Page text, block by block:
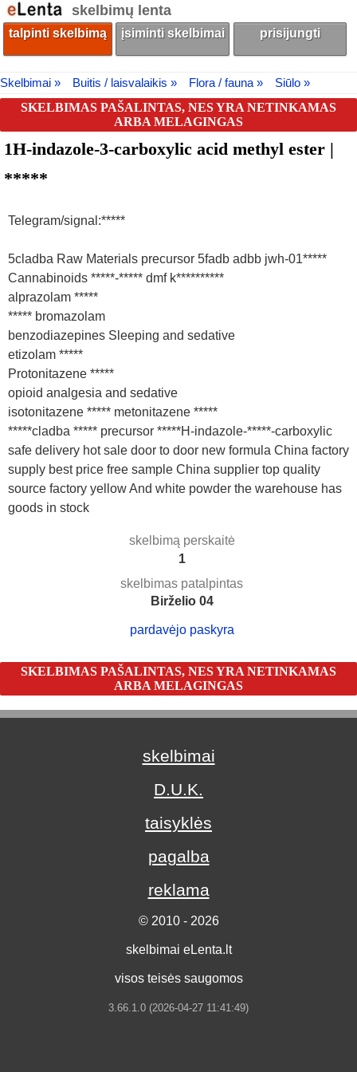
skelbimų lenta
talpinti skelbimą įsiminti skelbimai prisijungti
Skelbimai » Buitis / laisvalaikis » Flora / fauna »
Siūlo »
SKELBIMAS PAŠALINTAS, NES YRA NETINKAMAS
ARBA MELAGINGAS
1H-indazole-3-carboxylic acid methyl ester |
*****
Telegram/signal:*****
5cladba Raw Materials precursor 5fadb adbb jwh-01*****
Cannabinoids *****-***** dmf k**********
alprazolam *****
***** bromazolam
benzodiazepines Sleeping and sedative
etizolam *****
Protonitazene *****
opioid analgesia and sedative
isotonitazene ***** metonitazene *****
*****cladba ***** precursor *****H-indazole-*****-carboxylic
safe delivery hot sale door to door new formula China factory
supply best price free sample China supplier top quality
source factory yellow And white powder the warehouse has
goods in stock
skelbimą perskaitė
1
skelbimas patalpintas
Birželio 04
pardavėjo paskyra
SKELBIMAS PAŠALINTAS, NES YRA NETINKAMAS
ARBA MELAGINGAS
skelbimai
D.U.K.
taisyklės
pagalba
reklama
© 2010 - 2026
skelbimai eLenta.lt
visos teisės saugomos
3.66.1.0 (2026-04-27 11:41:49)